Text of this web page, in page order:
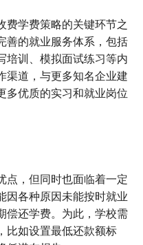
费学费策略的关键环节之
善的就业服务体系，包括
培训、模拟面试练习等内
渠道，与更多知名企业建
多优质的实习和就业岗位
点，但同时也面临着一定
因各种原因未能按时就业
偿还学费。为此，学校需
比如设置最低还款额标